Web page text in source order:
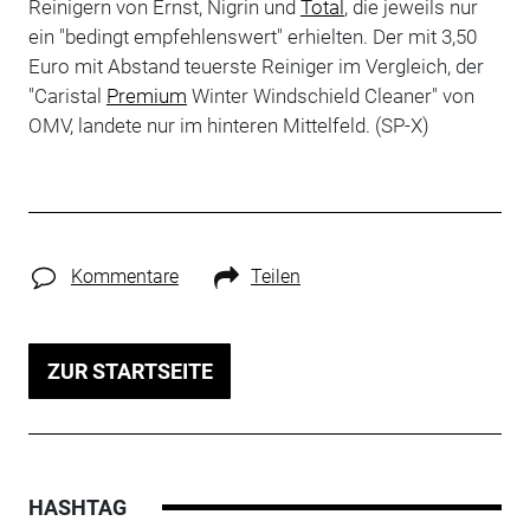
Reinigern von Ernst, Nigrin und Total, die jeweils nur
ein "bedingt empfehlenswert" erhielten. Der mit 3,50
Euro mit Abstand teuerste Reiniger im Vergleich, der
"Caristal Premium Winter Windschield Cleaner" von
OMV, landete nur im hinteren Mittelfeld. (SP-X)
Kommentare Teilen
ZUR STARTSEITE
HASHTAG